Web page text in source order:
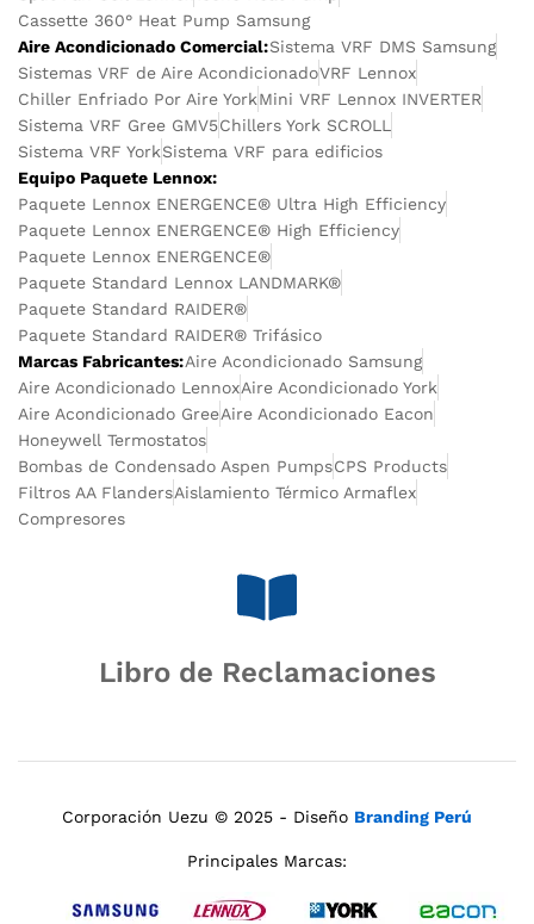
Cassette 360° Heat Pump Samsung
Aire Acondicionado Comercial:Sistema VRF DMS Samsung
Sistemas VRF de Aire AcondicionadoVRF Lennox
Chiller Enfriado Por Aire YorkMini VRF Lennox INVERTER
Sistema VRF Gree GMV5Chillers York SCROLL
Sistema VRF YorkSistema VRF para edificios
Equipo Paquete Lennox:
Paquete Lennox ENERGENCE® Ultra High Efficiency
Paquete Lennox ENERGENCE® High Efficiency
Paquete Lennox ENERGENCE®
Paquete Standard Lennox LANDMARK®
Paquete Standard RAIDER®
Paquete Standard RAIDER® Trifásico
Marcas Fabricantes:Aire Acondicionado Samsung
Aire Acondicionado LennoxAire Acondicionado York
Aire Acondicionado GreeAire Acondicionado Eacon
Honeywell Termostatos
Bombas de Condensado Aspen PumpsCPS Products
Filtros AA FlandersAislamiento Térmico Armaflex
Compresores
Libro de Reclamaciones
Corporación Uezu © 2025 - Diseño Branding Perú
Principales Marcas: